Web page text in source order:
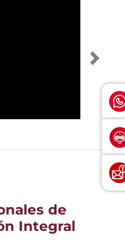
de
Integral